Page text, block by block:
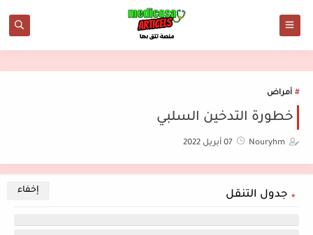
أمراض
خطورة التدخين السلبي
Nouryhm 07 أبريل 2022
جدول التنقل